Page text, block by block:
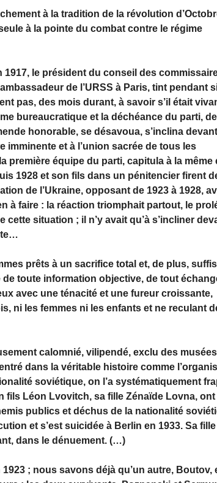
à la tradition de la révolution
à la pointe du combat contre le régime
le président du conseil des
de l’URSS à Paris, tint pendant
pas, des mois durant, à savoir s’il était
bureaucratique et la déchéance du parti,
honorable, se désavoua, s’inclina
imminente et à l’union sacrée de tous les
équipe du parti, capitula à la même
1928 et son fils dans un pénitencier firent
de l’Ukraine, opposant de 1923 à 1928,
à faire : la réaction triomphait partout, le
situation ; il n’y avait qu’à s’incliner
prêts à un sacrifice total et, de plus,
toute information objective, de tout
avec une ténacité et une fureur croissante,
ni les femmes ni les enfants et ne reculant
calomnié, vilipendé, exclu des
dans la véritable histoire comme
soviétique, on l’a systématiquement
fils Léon Lvovitch, sa fille Zénaïde Lovna, ont
publics et déchus de la nationalité
et s’est suicidée à Berlin en 1933. Sa
dans le dénuement. (…)
; nous savons déjà qu’un autre, Boutov,